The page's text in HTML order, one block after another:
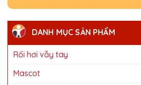
DANH MỤC SẢN PHẨM
Rối hơi vẫy tay
Mascot